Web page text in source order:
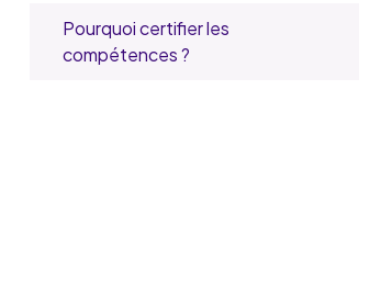
compétences
?
Pourquoi certifier les
compétences ?